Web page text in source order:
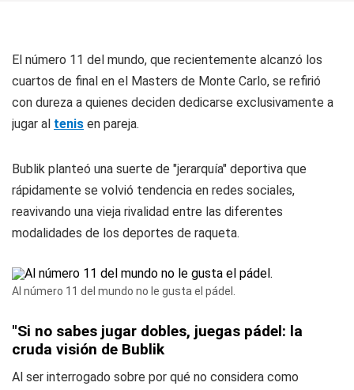
El número 11 del mundo, que recientemente alcanzó los
cuartos de final en el Masters de Monte Carlo, se refirió
con dureza a quienes deciden dedicarse exclusivamente a
jugar al tenis en pareja.
Bublik planteó una suerte de "jerarquía" deportiva que
rápidamente se volvió tendencia en redes sociales,
reavivando una vieja rivalidad entre las diferentes
modalidades de los deportes de raqueta.
Al número 11 del mundo no le gusta el pádel.
"Si no sabes jugar dobles, juegas pádel: la
cruda visión de Bublik
Al ser interrogado sobre por qué no considera como